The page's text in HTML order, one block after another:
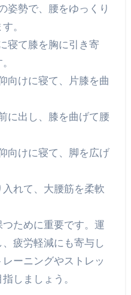
姿勢で、腰をゆっくり
。
寝て膝を胸に引き寄
向けに寝て、片膝を曲
に出し、膝を曲げて腰
向けに寝て、脚を広げ
れて、大腰筋を柔軟
ために重要です。運
疲労軽減にも寄与し
ーニングやストレッ
しましょう。